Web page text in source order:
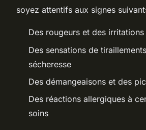
soyez attentifs aux signes
Des rougeurs et des
Des sensations de
sécheresse
Des démangeaisons et des
Des réactions allergiques à
soins